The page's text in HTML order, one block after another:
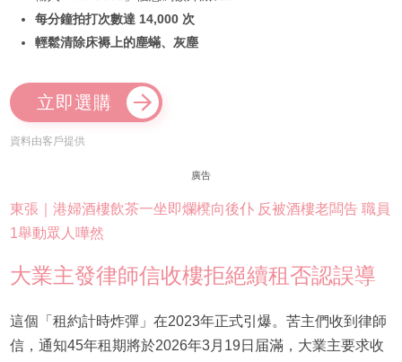
每分鐘拍打次數達 14,000 次
輕鬆清除床褥上的塵蟎、灰塵
立即選購
資料由客戶提供
廣告
東張｜港婦酒樓飲茶一坐即爛櫈向後仆 反被酒樓老闆告 職員
1舉動眾人嘩然
大業主發律師信收樓拒絕續租否認誤導
這個「租約計時炸彈」在2023年正式引爆。苦主們收到律師
信，通知45年租期將於2026年3月19日届滿，大業主要求收